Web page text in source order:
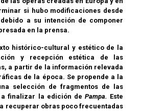
si hubo modificaciones desde
a su intención de componer
en la prensa.
histórico-cultural y estético de la
y recepción estética de las
a partir de la información relevada
de la época. Se propende a la
selección de fragmentos de las
a finalizar la edición dePampa. Este
recuperar obras poco frecuentadas